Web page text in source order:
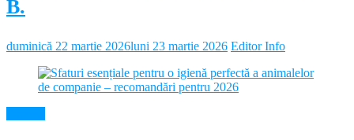
B.
duminică 22 martie 2026luni 23 martie 2026 Editor Info